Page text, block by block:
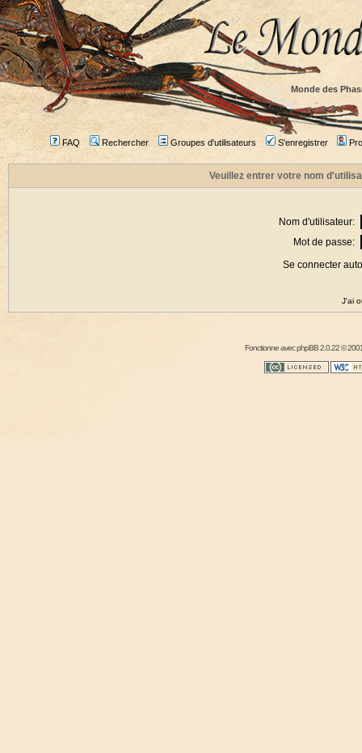
Monde des
FAQ Rechercher Groupes d'utilisateurs S'enregistrer
Veuillez entrer votre nom
Nom d'utilisateur:
Mot de passe:
Se connecter
J'ai
Fonctionne avecphpBB2.0.22 ©